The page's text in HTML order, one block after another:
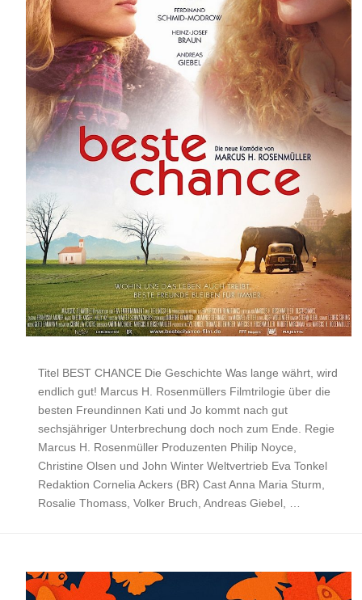
Titel BEST CHANCE Die Geschichte Was lange währt, wird
endlich gut! Marcus H. Rosenmüllers Filmtrilogie über die
besten Freundinnen Kati und Jo kommt nach gut
sechsjähriger Unterbrechung doch noch zum Ende. Regie
Marcus H. Rosenmüller Produzenten Philip Noyce,
Christine Olsen und John Winter Weltvertrieb Eva Tonkel
Redaktion Cornelia Ackers (BR) Cast Anna Maria Sturm,
Rosalie Thomass, Volker Bruch, Andreas Giebel, …